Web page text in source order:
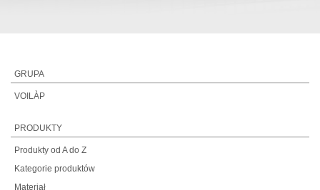
GRUPA
VOILÀP
PRODUKTY
Produkty od A do Z
Kategorie produktów
Materiał